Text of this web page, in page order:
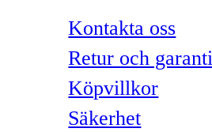
Kontakta oss
Retur och garanti
Köpvillkor
Säkerhet